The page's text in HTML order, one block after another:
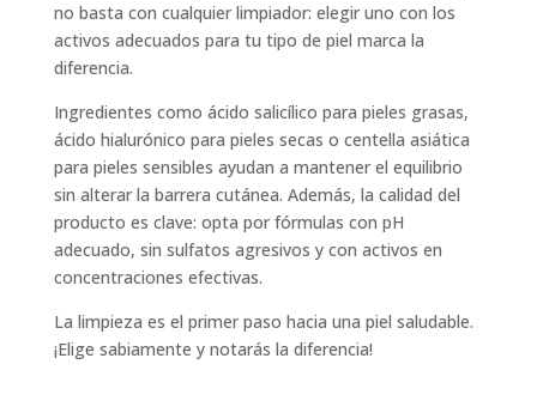
no basta con cualquier limpiador: elegir uno con los
activos adecuados para tu tipo de piel marca la
diferencia.
Ingredientes como ácido salicílico para pieles grasas,
ácido hialurónico para pieles secas o centella asiática
para pieles sensibles ayudan a mantener el equilibrio
sin alterar la barrera cutánea. Además, la calidad del
producto es clave: opta por fórmulas con pH
adecuado, sin sulfatos agresivos y con activos en
concentraciones efectivas.
La limpieza es el primer paso hacia una piel saludable.
¡Elige sabiamente y notarás la diferencia!